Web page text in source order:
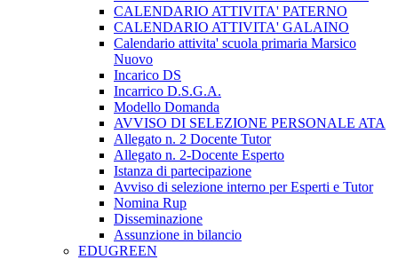
CALENDARIO ATTIVITA' PATERNO
CALENDARIO ATTIVITA' GALAINO
Calendario attivita' scuola primaria Marsico
Nuovo
Incarico DS
Incarrico D.S.G.A.
Modello Domanda
AVVISO DI SELEZIONE PERSONALE ATA
Allegato n. 2 Docente Tutor
Allegato n. 2-Docente Esperto
Istanza di partecipazione
Avviso di selezione interno per Esperti e Tutor
Nomina Rup
Disseminazione
Assunzione in bilancio
EDUGREEN